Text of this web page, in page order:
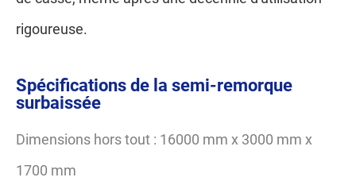
rigoureuse.
Spécifications de la semi-remorque
surbaissée
Dimensions hors tout : 16000 mm x 3000 mm x
1700 mm